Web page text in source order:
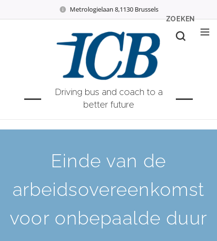
Metrologielaan 8,1130 Brussels
Driving bus and coach to a
better future
ZOEKEN
Einde van de
arbeidsovereenkomst
voor onbepaalde duur